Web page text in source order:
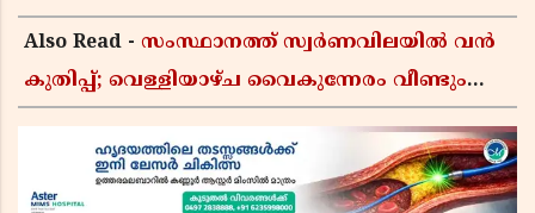
Also Read - സംസ്ഥാനത്ത് സ്വർണവിലയിൽ വൻ
കുതിപ്പ്; വെള്ളിയാഴ്ച വൈകുന്നേരം വീണ്ടും